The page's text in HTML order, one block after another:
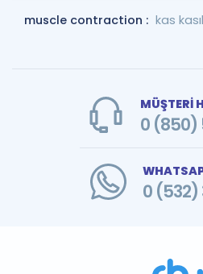
muscle contraction : kas
MÜŞTERİ
0 (850)
0 (532)